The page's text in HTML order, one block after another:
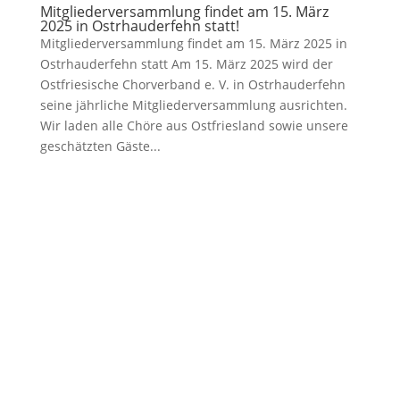
Mitgliederversammlung findet am 15. März
2025 in Ostrhauderfehn statt!
Mitgliederversammlung findet am 15. März 2025 in
Ostrhauderfehn statt Am 15. März 2025 wird der
Ostfriesische Chorverband e. V. in Ostrhauderfehn
seine jährliche Mitgliederversammlung ausrichten.
Wir laden alle Chöre aus Ostfriesland sowie unsere
geschätzten Gäste...